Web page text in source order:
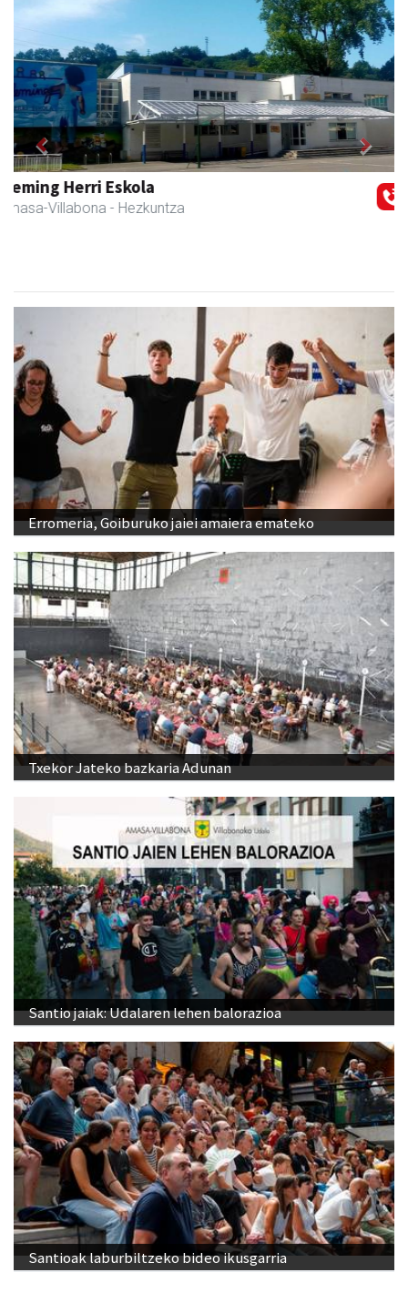
Amasa kafetegia
Amasa-Villabona - Gozotegiak
Previous Next
Erromeria, Goiburuko jaiei amaiera emateko
Txekor Jateko bazkaria Adunan
Santio jaiak: Udalaren lehen balorazioa
Santioak laburbiltzeko bideo ikusgarria